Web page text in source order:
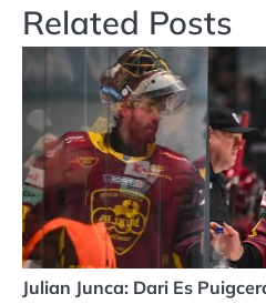
Related Posts
Julian Junca: Dari Es